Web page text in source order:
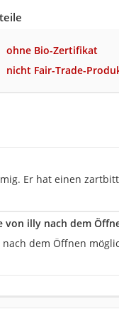
ohne Bio-Zertifikat
nicht Fair-Trade-
Er hat einen
von illy nach dem
dem Öffnen